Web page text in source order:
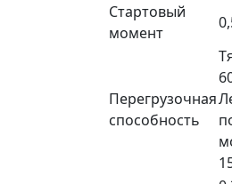
Стартовый
момент
Перегрузочная
способность